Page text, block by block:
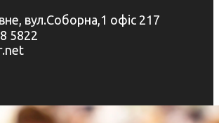
вул.Соборна,1 офіс 217
5822